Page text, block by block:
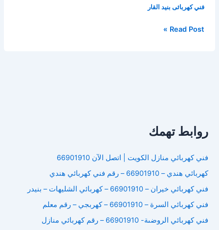
فني كهربائى بنيد القار
فني
Read Post »
روابط تهمك
فني كهربائي منازل الكويت | اتصل الآن 66901910
كهربائي هندي – 66901910 – رقم فني كهربائي هندي
فني كهربائي خيران – 66901910 – كهربائي الشليهات – بنيدر
فني كهربائي السرة – 66901910 – كهربجي – رقم معلم
فني كهربائي الروضىة- 66901910 – رقم كهربائي منازل